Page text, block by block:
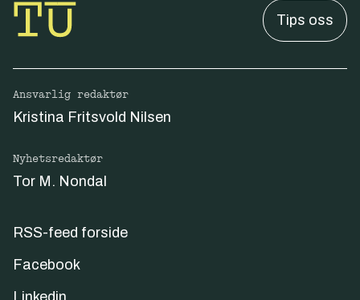
Tips oss
Ansvarlig redaktør
Kristina Fritsvold Nilsen
Nyhetsredaktør
Tor M. Nondal
RSS-feed forside
Facebook
Linkedin